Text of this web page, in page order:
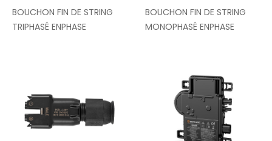
BOUCHON FIN DE STRING
TRIPHASÉ ENPHASE
BOUCHON FIN DE STRING
MONOPHASÉ ENPHASE